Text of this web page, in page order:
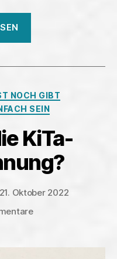
NOCH GIBT
SEIN
KiTa-
21. Oktober 2022
zu
die